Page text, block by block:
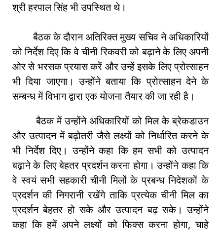
श्री हरपाल सिंह भी उपस्थित थे।
बैठक के दौरान अतिरिक्त मुख्य सचिव ने अधिकारियों
को निर्देश दिए कि वे चीनी रिकवरी को बढ़ाने के लिए अपनी
ओर से भरसक प्रयास करें और उन्हें इसके लिए प्रोत्साहन
भी दिया जाएगा। उन्होंने बताया कि प्रोत्साहन देने के
सम्बन्ध में विभाग द्वारा एक योजना तैयार की जा रही है।
बैठक में उन्होंने अधिकारियों को मिल के ब्रेकडाउन
और उत्पादन में बढ़ोतरी जैसे लक्ष्यों को निर्धारित करने के
भी निर्देश दिए। उन्होंने कहा कि हम सभी को उत्पादन
बढ़ाने के लिए बेहतर प्रदर्शन करना होगा। उन्होंने कहा कि
वे स्वयं सभी सहकारी चीनी मिलों के प्रबन्ध निदेशकों के
प्रदर्शन की निगरानी रखेंगे ताकि प्रत्येक चीनी मिल का
प्रदर्शन बेहतर हो सके और उत्पादन बढ़ सके। उन्होंने
कहा कि हमें अपने लक्ष्यों को फिक्स करना होगा, चाहे